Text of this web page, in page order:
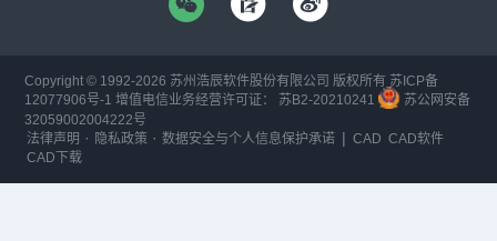
Copyright © 1992-2026 苏州浩辰软件股份有限公司 版权所有 苏ICP备
12077906号-1 增值电信业务经营许可证： 苏B2-20210241
苏公网安备
32059002004222号
法律声明 · 隐私政策 ·数据安全与个人信息保护承诺 | CAD CAD软件
CAD下载